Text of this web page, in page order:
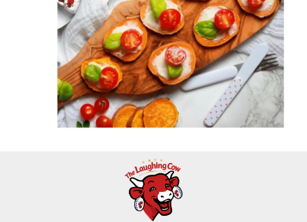
-
s
q
u
a
r
e
m s
q
u
a
r
e